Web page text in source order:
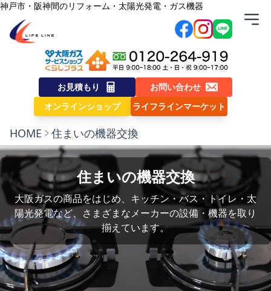
内容をスキップ
神戸市・阪神間のリフォーム・太陽光発電・ガス機器
株式会社ライフライン
お見積もり
お問い合わせ
オンラインショップ
ライフラインマーケット
HOME 住まいの機器交換
住まいの機器交換
大阪ガスの商品をはじめ、キッチン・バス・トイレ・太
陽光発電など、さまざまなメーカーの設備・機器を取り
揃えています。